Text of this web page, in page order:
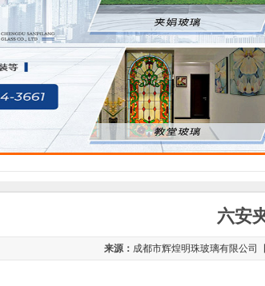
六安
来源： 成都市辉煌明珠玻璃有限公司